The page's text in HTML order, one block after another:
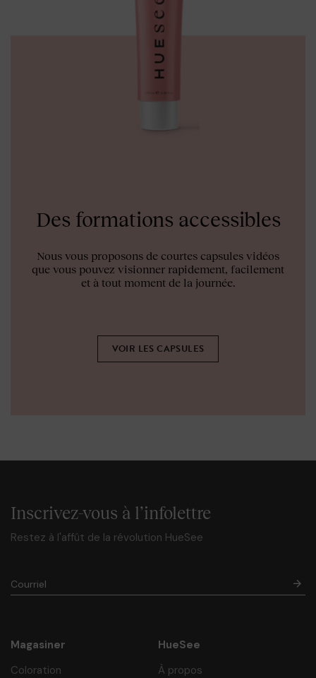
Des formations accessibles
Nous vous proposons de courtes capsules vidéos
que vous pouvez visionner rapidement, facilement
et à tout moment de la journée.
VOIR LES CAPSULES
Inscrivez-vous à l’infolettre
Restez à l'affût de la révolution HueSee
Magasiner
Coloration
HueSee
À propos